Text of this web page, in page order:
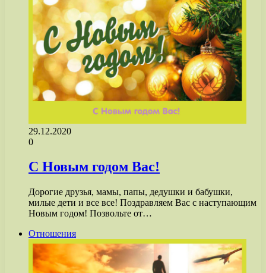
29.12.2020
0
С Новым годом Вас!
Дорогие друзья, мамы, папы, дедушки и бабушки,
милые дети и все все! Поздравляем Вас с наступающим
Новым годом! Позвольте от…
Отношения